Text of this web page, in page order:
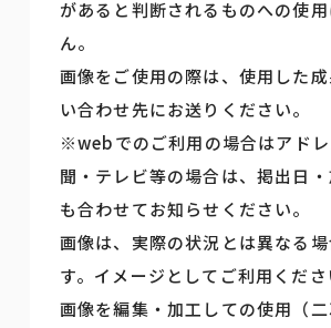
があると判断されるものへの使
ん。
画像をご使用の際は、使用した
い合わせ先にお送りください。
※webでのご利用の場合はアド
聞・テレビ等の場合は、掲出日
も合わせてお知らせください。
画像は、実際の状況とは異なる
す。イメージとしてご利用くださ
画像を編集・加工しての使用（